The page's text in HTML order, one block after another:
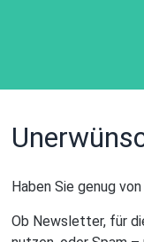
Haben Sie genug
Ob Newsletter, für